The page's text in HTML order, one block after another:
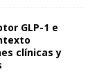
GLP-1 e
clínicas y